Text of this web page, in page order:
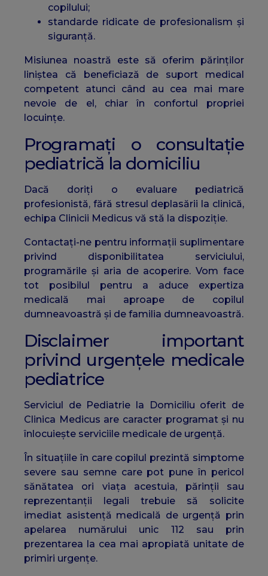
copilului;
standarde ridicate de profesionalism și
siguranță.
Misiunea noastră este să oferim părinților
liniștea că beneficiază de suport medical
competent atunci când au cea mai mare
nevoie de el, chiar în confortul propriei
locuințe.
Programați o consultație
pediatrică la domiciliu
Dacă doriți o evaluare pediatrică
profesionistă, fără stresul deplasării la clinică,
echipa Clinicii Medicus vă stă la dispoziție.
Contactați-ne pentru informații suplimentare
privind disponibilitatea serviciului,
programările și aria de acoperire. Vom face
tot posibilul pentru a aduce expertiza
medicală mai aproape de copilul
dumneavoastră și de familia dumneavoastră.
Disclaimer important
privind urgențele medicale
pediatrice
Serviciul de Pediatrie la Domiciliu oferit de
Clinica Medicus are caracter programat și nu
înlocuiește serviciile medicale de urgență.
În situațiile în care copilul prezintă simptome
severe sau semne care pot pune în pericol
sănătatea ori viața acestuia, părinții sau
reprezentanții legali trebuie să solicite
imediat asistență medicală de urgență prin
apelarea numărului unic 112 sau prin
prezentarea la cea mai apropiată unitate de
primiri urgențe.